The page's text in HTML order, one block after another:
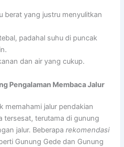
berat yang justru menyulitkan
padahal suhu di puncak
dan air yang cukup.
Pengalaman Membaca Jalur
memahami jalur pendakian
tersesat, terutama di gunung
jalur. Beberaparekomendasi
Gunung Gede dan Gunung